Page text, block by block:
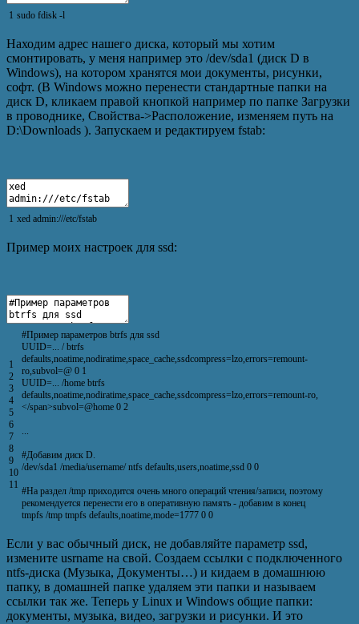
1 sudo fdisk -l
Находим адрес нашего диска, который мы хотим
смонтировать, у меня например это /dev/sda1 (диск D в
Windows), на котором хранятся мои документы, рисунки,
софт. (В Windows можно перенести стандартные папки на
диск D, кликаем правой кнопкой например по папке Загрузки
в проводнике, Свойства->Расположение, изменяем путь на
D:\Downloads ). Запускаем и редактируем fstab:
1 xed admin:///etc/fstab
Пример моих настроек для ssd:
1
2
3
4
5
6
7
8
9
10
11
#Пример параметров btrfs для ssd
UUID=... / btrfs
defaults,noatime,nodiratime,space_cache,ssdcompress=lzo,errors=remount-
ro,subvol=@ 0 1
UUID=... /home btrfs
defaults,noatime,nodiratime,space_cache,ssdcompress=lzo,errors=remount-ro,
</span>subvol=@home 0 2
...
#Добавим диск D.
/dev/sda1 /media/username/ ntfs defaults,users,noatime,ssd 0 0
#На раздел /tmp приходится очень много операций чтения/записи, поэтому
рекомендуется перенести его в оперативную память - добавим в конец
tmpfs /tmp tmpfs defaults,noatime,mode=1777 0 0
Если у вас обычный диск, не добавляйте параметр ssd,
измените usrname на свой. Создаем ссылки с подключенного
ntfs-диска (Музыка, Документы…) и кидаем в домашнюю
папку, в домашней папке удаляем эти папки и называем
ссылки так же. Теперь у Linux и Windows общие папки:
документы, музыка, видео, загрузки и рисунки. И это